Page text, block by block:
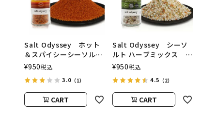
Salt Odyssey ホット
＆スパイシーシーソル
ト Salt Odyssey（ソ
¥950税込
3.0 （1）
CART
Salt Odyssey シーソ
ルト ハーブミックス
Salt Odyssey（ソルト
¥950税込
4.5 （2）
CART